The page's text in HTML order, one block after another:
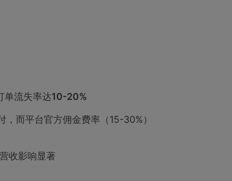
单流失率达10-20%
，而平台官方佣金费率（15-30%）
收影响显著